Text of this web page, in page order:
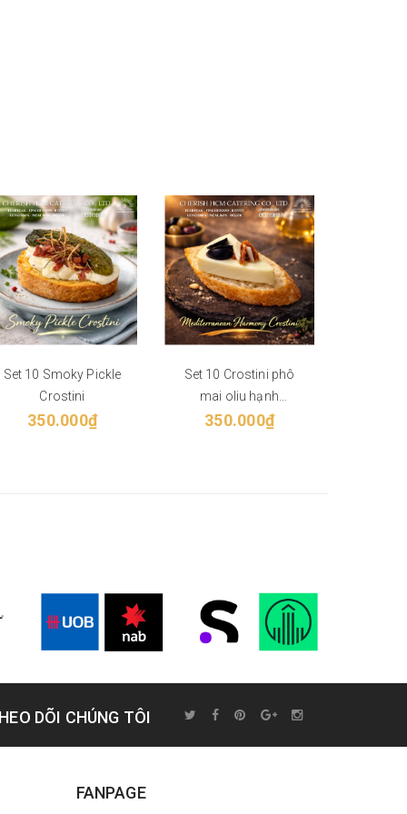
Set 10 Smoky Pickle
Crostini
350.000₫
Set 10 Crostini phô
mai oliu hạnh
nhân/Mediterranean
350.000₫
DÕI CHÚNG TÔI
FANPAGE